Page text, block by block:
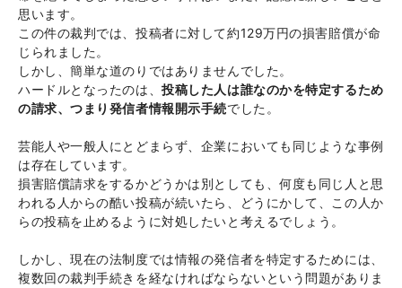
思います。
この件の裁判では、投稿者に対して約129万円の損害賠償が命
じられました。
しかし、簡単な道のりではありませんでした。
ハードルとなったのは、投稿した人は誰なのかを特定するため
の請求、つまり発信者情報開示手続でした。
芸能人や一般人にとどまらず、企業においても同じような事例
は存在しています。
損害賠償請求をするかどうかは別としても、何度も同じ人と思
われる人からの酷い投稿が続いたら、どうにかして、この人か
らの投稿を止めるように対処したいと考えるでしょう。
しかし、現在の法制度では情報の発信者を特定するためには、
複数回の裁判手続きを経なければならないという問題がありま